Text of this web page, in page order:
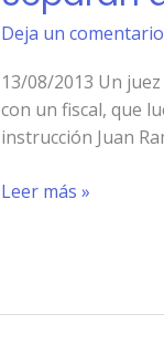
Deja un comentario
13/08/2013 Un
con un fiscal, que
instrucción Juan
por
discutir
un
en
Leer más »